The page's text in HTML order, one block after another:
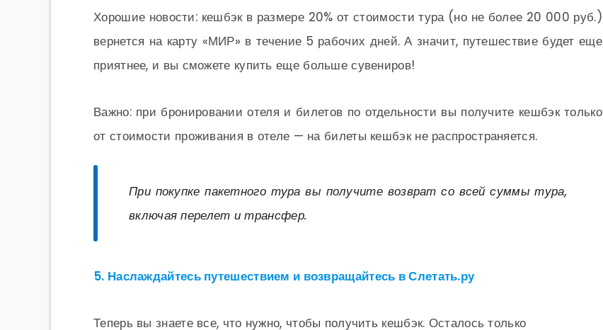
Хорошие новости: кешбэк в размере 20% от стоимости тура (но не более 20 000 руб.)
вернется на карту «МИР» в течение 5 рабочих дней. А значит, путешествие будет еще
приятнее, и вы сможете купить еще больше сувениров!
Важно: при бронировании отеля и билетов по отдельности вы получите кешбэк только
от стоимости проживания в отеле — на билеты кешбэк не распространяется.
При покупке пакетного тура вы получите возврат со всей суммы тура,
включая перелет и трансфер.
5. Наслаждайтесь путешествием и возвращайтесь в Слетать.ру
Теперь вы знаете все, что нужно, чтобы получить кешбэк. Осталось только